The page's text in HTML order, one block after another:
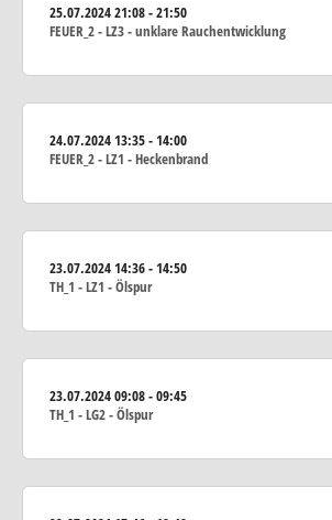
25.07.202421:08 - 21:50
FEUER_2 - LZ3 - unklare Rauchentwicklung
24.07.202413:35 - 14:00
FEUER_2 - LZ1 - Heckenbrand
23.07.202414:36 - 14:50
TH_1 - LZ1 - Ölspur
23.07.202409:08 - 09:45
TH_1 - LG2 - Ölspur